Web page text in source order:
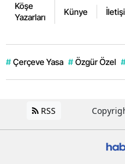
Köşe
Yazarları
Künye
# Çerçeve Yasa # Özgür Özel #
RSS